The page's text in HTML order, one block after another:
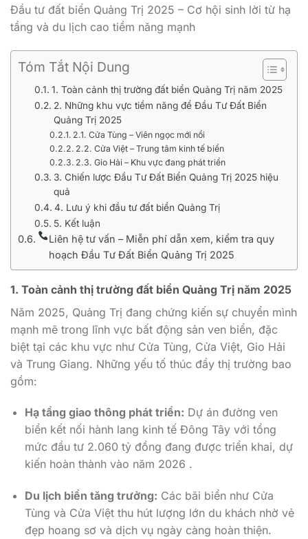
Đầu tư đất biển Quảng Trị 2025 – Cơ hội sinh lời từ hạ
tầng và du lịch cao tiềm năng mạnh
Tóm Tắt Nội Dung
1. Toàn cảnh thị trường đất biển Quảng Trị năm 2025
2. Những khu vực tiềm năng để Đầu Tư Đất Biển
Quảng Trị 2025
2.1. Cửa Tùng – Viên ngọc mới nổi
2.2. Cửa Việt – Trung tâm kinh tế biển
2.3. Gio Hải – Khu vực đang phát triển
3. Chiến lược Đầu Tư Đất Biển Quảng Trị 2025 hiệu
quả
4. Lưu ý khi đầu tư đất biển Quảng Trị
5. Kết luận
Liên hệ tư vấn – Miễn phí dẫn xem, kiểm tra quy
hoạch Đầu Tư Đất Biển Quảng Trị 2025
1. Toàn cảnh thị trường đất biển Quảng Trị năm 2025
Năm 2025, Quảng Trị đang chứng kiến sự chuyển mình
mạnh mẽ trong lĩnh vực bất động sản ven biển, đặc
biệt tại các khu vực như Cửa Tùng, Cửa Việt, Gio Hải
và Trung Giang. Những yếu tố thúc đẩy thị trường bao
gồm:
Hạ tầng giao thông phát triển: Dự án đường ven
biển kết nối hành lang kinh tế Đông Tây với tổng
mức đầu tư 2.060 tỷ đồng đang được triển khai, dự
kiến hoàn thành vào năm 2026 .
Du lịch biển tăng trưởng: Các bãi biển như Cửa
Tùng và Cửa Việt thu hút lượng lớn du khách nhờ vẻ
đẹp hoang sơ và dịch vụ ngày càng hoàn thiện.